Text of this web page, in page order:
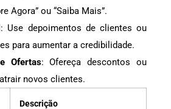
Agora” ou “Saiba Mais”.
: Use depoimentos de clientes ou
para aumentar a credibilidade.
Ofertas: Ofereça descontos ou
novos clientes.
Descrição